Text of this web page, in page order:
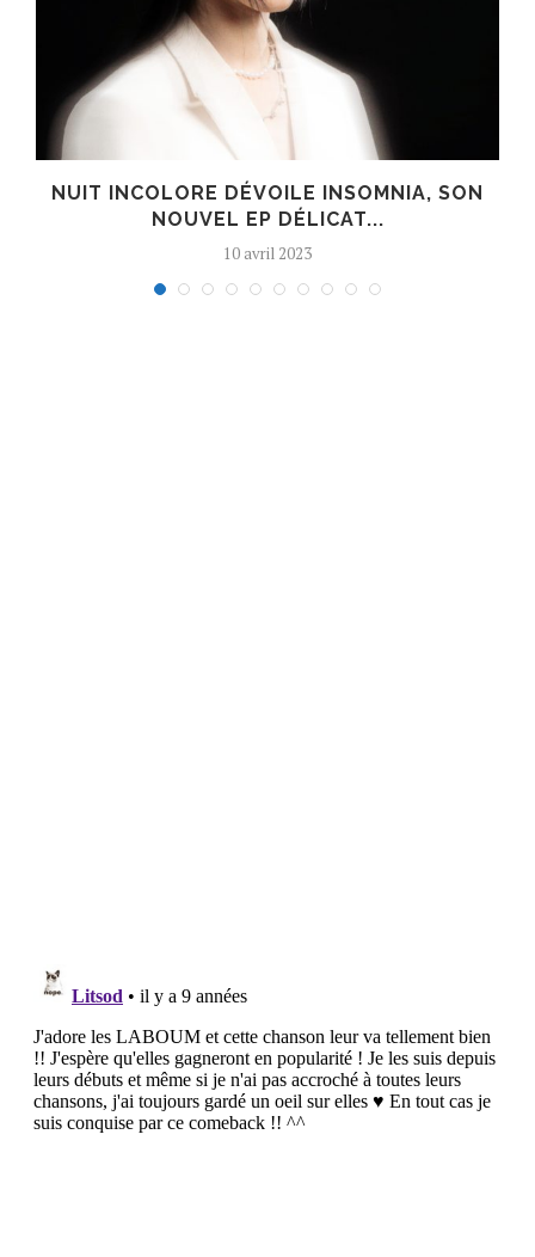
NUIT INCOLORE DÉVOILE INSOMNIA, SON
NOUVEL EP DÉLICAT...
10 avril 2023